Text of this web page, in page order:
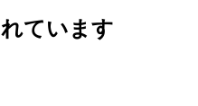
ています